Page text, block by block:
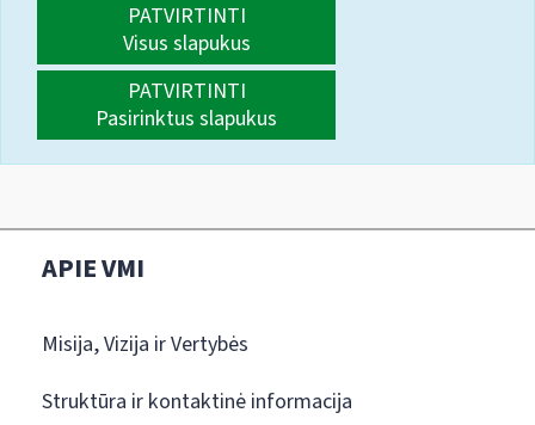
PATVIRTINTI
Visus slapukus
PATVIRTINTI
Pasirinktus slapukus
APIE VMI
Misija, Vizija ir Vertybės
Struktūra ir kontaktinė informacija